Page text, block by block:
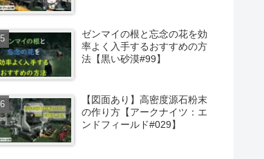
ゼンマイの根と忘念の花を効
率よく入手するおすすめの方
法【黒い砂漠#99】
【図面あり】高密度源石粉末
の作り方【アークナイツ：エ
ンドフィールド#029】